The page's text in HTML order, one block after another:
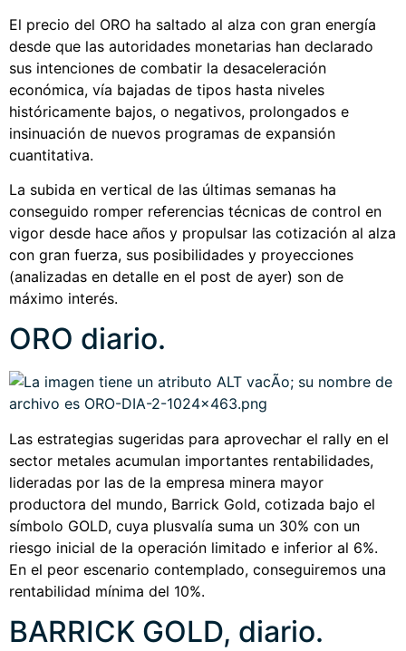
El precio del ORO ha saltado al alza con gran energía
desde que las autoridades monetarias han declarado
sus intenciones de combatir la desaceleración
económica, vía bajadas de tipos hasta niveles
históricamente bajos, o negativos, prolongados e
insinuación de nuevos programas de expansión
cuantitativa.
La subida en vertical de las últimas semanas ha
conseguido romper referencias técnicas de control en
vigor desde hace años y propulsar las cotización al alza
con gran fuerza, sus posibilidades y proyecciones
(analizadas en detalle en el post de ayer) son de
máximo interés.
ORO diario.
Las estrategias sugeridas para aprovechar el rally en el
sector metales acumulan importantes rentabilidades,
lideradas por las de la empresa minera mayor
productora del mundo, Barrick Gold, cotizada bajo el
símbolo GOLD, cuya plusvalía suma un 30% con un
riesgo inicial de la operación limitado e inferior al 6%.
En el peor escenario contemplado, conseguiremos una
rentabilidad mínima del 10%.
BARRICK GOLD, diario.